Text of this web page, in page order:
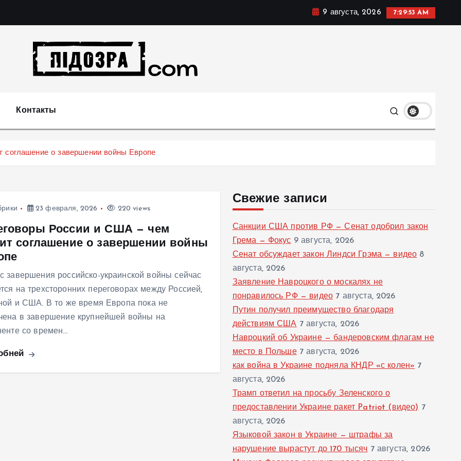
9 августа, 2026 7:29:53 AM
Контакты
о завершении войны Европе
23 февраля, 2026 220 views
России и США — чем
соглашение о завершении войны
завершения российско-украинской войны сейчас
на трехсторонних переговорах между Россией,
и США. В то же время Европа пока не
в завершение крупнейшей войны на
со времен…
Свежие записи
Санкции США против РФ — Сенат одобрил закон
Грема — Фокус 9 августа, 2026
Сенат обсуждает закон Линдси Грэма — видео 8
августа, 2026
Заявление Навроцкого о москалях не
понравилось РФ — видео 7 августа, 2026
Путин получил преимущество благодаря
действиям США 7 августа, 2026
Навроцкий об Украине — бандеровским флагам не
место в Польше 7 августа, 2026
как война в Украине подняла КНДР «с колен» 7
августа, 2026
Трамп ответил на просьбу Зеленского о
предоставлении Украине ракет Patriot (видео) 7
августа, 2026
Языковой закон в Украине — штрафы за
нарушение вырастут до 170 тысяч 7 августа, 2026